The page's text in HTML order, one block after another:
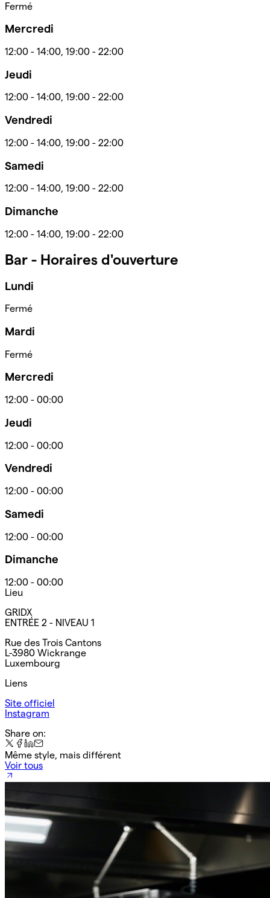
Fermé
Mercredi
12:00 - 14:00, 19:00 - 22:00
Jeudi
12:00 - 14:00, 19:00 - 22:00
Vendredi
12:00 - 14:00, 19:00 - 22:00
Samedi
12:00 - 14:00, 19:00 - 22:00
Dimanche
12:00 - 14:00, 19:00 - 22:00
Bar - Horaires d'ouverture
Lundi
Fermé
Mardi
Fermé
Mercredi
12:00 - 00:00
Jeudi
12:00 - 00:00
Vendredi
12:00 - 00:00
Samedi
12:00 - 00:00
Dimanche
12:00 - 00:00
Lieu
GRIDX
ENTRÉE 2 - NIVEAU 1
Rue des Trois Cantons
L-3980 Wickrange
Luxembourg
Liens
Site officiel
Instagram
Share on:
Même style, mais différent
Voir tous